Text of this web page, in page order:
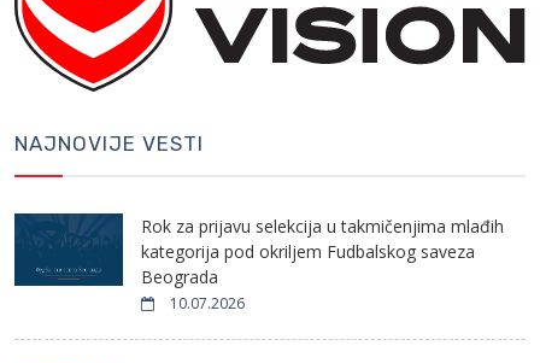
NAJNOVIJE VESTI
Rok za prijavu selekcija u takmičenjima mlađih
kategorija pod okriljem Fudbalskog saveza
Beograda
10.07.2026